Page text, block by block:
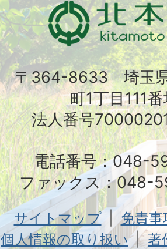
〒364-8633 埼玉
町1丁目111
法人番号
電話番号：048-
ファックス：048-
サイトマップ
免責
個人情報の取り扱い
著